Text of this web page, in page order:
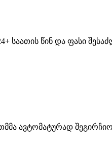
საათის წინ და ფასი
ავტომატურად